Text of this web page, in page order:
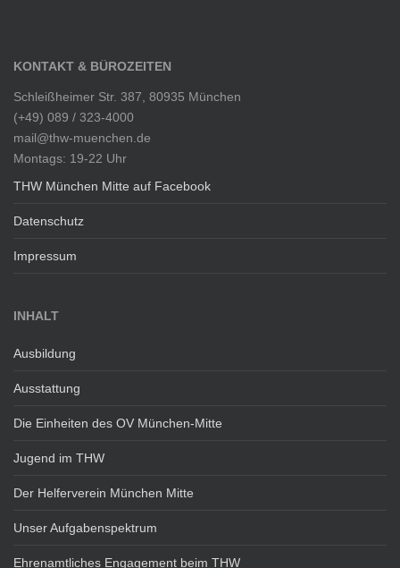
KONTAKT & BÜROZEITEN
Schleißheimer Str. 387, 80935 München
(+49) 089 / 323-4000
mail@thw-muenchen.de
Montags: 19-22 Uhr
THW München Mitte auf Facebook
Datenschutz
Impressum
INHALT
Ausbildung
Ausstattung
Die Einheiten des OV München-Mitte
Jugend im THW
Der Helferverein München Mitte
Unser Aufgabenspektrum
Ehrenamtliches Engagement beim THW